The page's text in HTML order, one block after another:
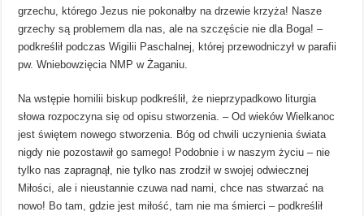
grzechu, którego Jezus nie pokonałby na drzewie krzyża! Nasze
grzechy są problemem dla nas, ale na szczęście nie dla Boga! –
podkreślił podczas Wigilii Paschalnej, której przewodniczył w parafii
pw. Wniebowzięcia NMP w Żaganiu.
Na wstępie homilii biskup podkreślił, że nieprzypadkowo liturgia
słowa rozpoczyna się od opisu stworzenia. – Od wieków Wielkanoc
jest świętem nowego stworzenia. Bóg od chwili uczynienia świata
nigdy nie pozostawił go samego! Podobnie i w naszym życiu – nie
tylko nas zapragnął, nie tylko nas zrodził w swojej odwiecznej
Miłości, ale i nieustannie czuwa nad nami, chce nas stwarzać na
nowo! Bo tam, gdzie jest miłość, tam nie ma śmierci – podkreślił